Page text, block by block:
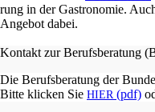
rung in der Gastro­no­mie.
Angebot dabei.
Kontakt zur Berufs­be­ra­tung
Die Berufs­be­ra­tung der
Bitte klicken Sie HIER (pdf)